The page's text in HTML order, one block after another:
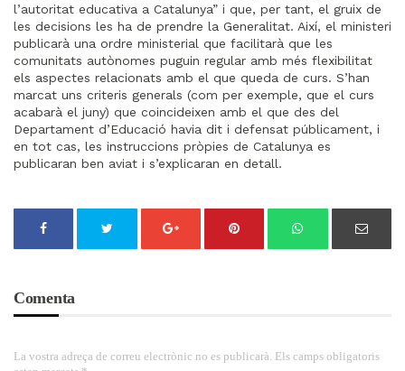
l’autoritat educativa a Catalunya” i que, per tant, el gruix de
les decisions les ha de prendre la Generalitat. Així, el ministeri
publicarà una ordre ministerial que facilitarà que les
comunitats autònomes puguin regular amb més flexibilitat
els aspectes relacionats amb el que queda de curs. S’han
marcat uns criteris generals (com per exemple, que el curs
acabarà el juny) que coincideixen amb el que des del
Departament d’Educació havia dit i defensat públicament, i
en tot cas, les instruccions pròpies de Catalunya es
publicaran ben aviat i s’explicaran en detall.
Comenta
La vostra adreça de correu electrònic no es publicarà. Els camps obligatoris